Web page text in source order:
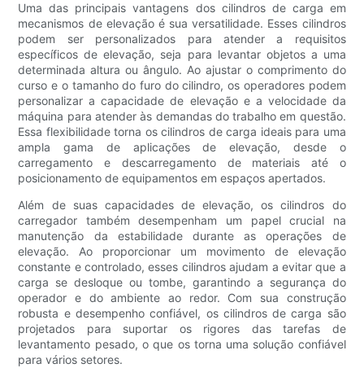
Uma das principais vantagens dos cilindros de carga em
mecanismos de elevação é sua versatilidade. Esses cilindros
podem ser personalizados para atender a requisitos
específicos de elevação, seja para levantar objetos a uma
determinada altura ou ângulo. Ao ajustar o comprimento do
curso e o tamanho do furo do cilindro, os operadores podem
personalizar a capacidade de elevação e a velocidade da
máquina para atender às demandas do trabalho em questão.
Essa flexibilidade torna os cilindros de carga ideais para uma
ampla gama de aplicações de elevação, desde o
carregamento e descarregamento de materiais até o
posicionamento de equipamentos em espaços apertados.
Além de suas capacidades de elevação, os cilindros do
carregador também desempenham um papel crucial na
manutenção da estabilidade durante as operações de
elevação. Ao proporcionar um movimento de elevação
constante e controlado, esses cilindros ajudam a evitar que a
carga se desloque ou tombe, garantindo a segurança do
operador e do ambiente ao redor. Com sua construção
robusta e desempenho confiável, os cilindros de carga são
projetados para suportar os rigores das tarefas de
levantamento pesado, o que os torna uma solução confiável
para vários setores.